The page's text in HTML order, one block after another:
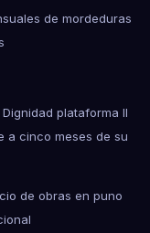
de mordeduras
plataforma II
a cinco meses de su
de obras en puno